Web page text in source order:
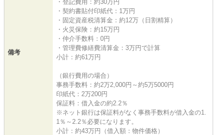
備考
・登記費用：約30万円
・契約書貼付印紙代：1万円
・固定資産税清算金：約12万（日割精算）
・火災保険：約15万円
・仲介手数料：0円
・管理費修繕費清算金：3万円で計算
小計：約61万円
（銀行費用の場合）
事務手数料：約2万2,000円～約5万5000円
印紙代：2万200円
保証料：借入金の約2.2％
※ネット銀行は保証料がなく事務手数料が借入金の1.
1％～2.2％必要になります。
小計：約43万円（借入額：物件価格）